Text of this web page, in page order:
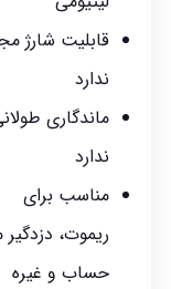
قابلیت شارژ
ندارد
ماندگاری
ندارد
مناسب برای
ریموت،
حساب و غیره